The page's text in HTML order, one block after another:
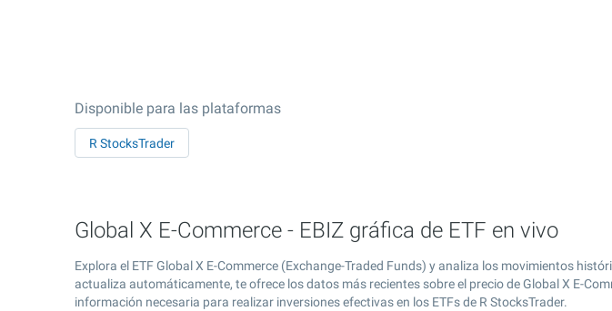
Disponible para las plataformas
R StocksTrader
Global X E-Commerce - EBIZ gráfica de ETF en vivo
Explora el ETF Global X E-Commerce (Exchange-Traded Funds) y analiza los movimientos
actualiza automáticamente, te ofrece los datos más recientes sobre el precio de Global X E-
información necesaria para realizar inversiones efectivas en los ETFs de R StocksTrader.